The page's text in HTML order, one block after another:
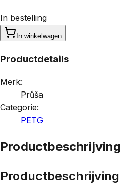
In bestelling
In winkelwagen
Productdetails
Merk:
Průša
Categorie:
PETG
Productbeschrijving
Productbeschrijving